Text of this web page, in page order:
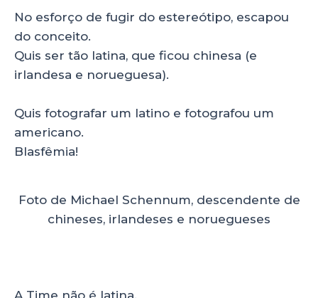
No esforço de fugir do estereótipo, escapou
do conceito.
Quis ser tão latina, que ficou chinesa (e
irlandesa e norueguesa).
Quis fotografar um latino e fotografou um
americano.
Blasfêmia!
Foto de Michael Schennum, descendente de
chineses, irlandeses e noruegueses
A Time não é latina.